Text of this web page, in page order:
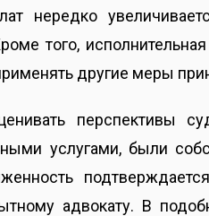
нередко
того,
другие меры
перспективы
услугами, были
адвокату. В